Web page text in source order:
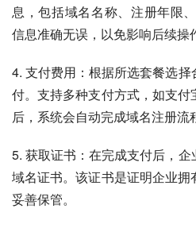
息，包括域名名称、注册年限
信息准确无误，以免影响后续操
4. 支付费用：根据所选套餐选
付。支持多种支付方式，如支
后，系统会自动完成域名注册流
5. 获取证书：在完成支付后，
域名证书。该证书是证明企业
妥善保管。